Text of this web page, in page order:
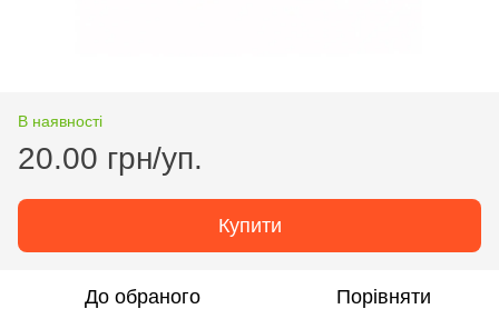
В наявності
20.00 грн/уп.
Купити
До обраного Порівняти